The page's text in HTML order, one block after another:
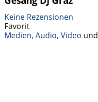
Keine Rezensionen
Favorit
Medien, Audio, Video und